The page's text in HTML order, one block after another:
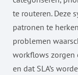
te routeren. Deze
patronen te
problemen
workflows zorgen
en dat SLA’s